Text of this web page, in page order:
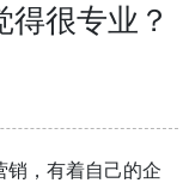
很专业？
销，有着自己的企